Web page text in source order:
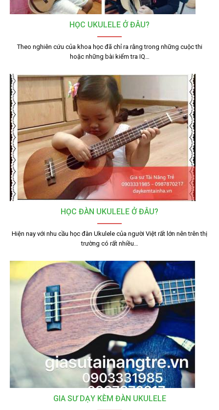
HỌC UKULELE Ở ĐÂU?
Theo nghiên cứu của khoa học đã chỉ ra rằng trong những cuộc thi
hoặc những bài kiểm tra IQ…
HỌC ĐÀN UKULELE Ở ĐÂU?
Hiện nay với nhu cầu học đàn Ukulele của người Việt rất lớn nên trên thị
trường có rất nhiều…
GIA SƯ DẠY KÈM ĐÀN UKULELE